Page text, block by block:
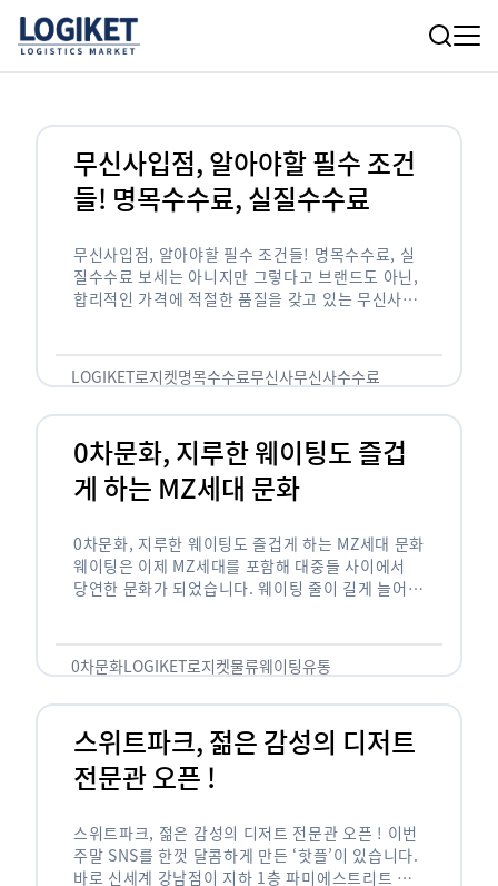
무신사입점, 알아야할 필수 조건
들! 명목수수료, 실질수수료
무신사입점, 알아야할 필수 조건들! 명목수수료, 실
질수수료 보세는 아니지만 그렇다고 브랜드도 아닌,
합리적인 가격에 적절한 품질을 갖고 있는 무신사!
LOGIKET로지켓명목수수료무신사무신사수수료
0차문화, 지루한 웨이팅도 즐겁
게 하는 MZ세대 문화
0차문화, 지루한 웨이팅도 즐겁게 하는 MZ세대 문화
웨이팅은 이제 MZ세대를 포함해 대중들 사이에서
당연한 문화가 되었습니다. 웨이팅 줄이 길게 늘어서
0차문화LOGIKET로지켓물류웨이팅유통
스위트파크, 젊은 감성의 디저트
전문관 오픈 !
스위트파크, 젊은 감성의 디저트 전문관 오픈 ! 이번
주말 SNS를 한껏 달콤하게 만든 ‘핫플’이 있습니다.
바로 신세계 강남점이 지하 1층 파미에스트리트 분